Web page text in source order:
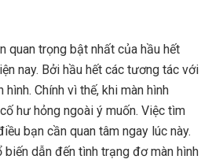
quan trọng bật nhất của hầu hết
nay. Bởi hầu hết các tương tác với
Chính vì thế, khi màn hình
hư hỏng ngoài ý muốn. Việc tìm
bạn cần quan tâm ngay lúc này.
biến dẫn đến tình trạng đơ màn hình